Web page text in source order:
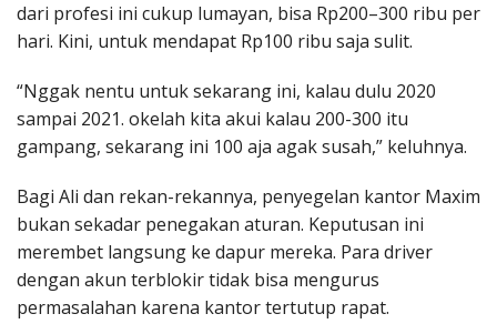
dari profesi ini cukup lumayan, bisa Rp200–300 ribu per
hari. Kini, untuk mendapat Rp100 ribu saja sulit.
“Nggak nentu untuk sekarang ini, kalau dulu 2020
sampai 2021. okelah kita akui kalau 200-300 itu
gampang, sekarang ini 100 aja agak susah,” keluhnya.
Bagi Ali dan rekan-rekannya, penyegelan kantor Maxim
bukan sekadar penegakan aturan. Keputusan ini
merembet langsung ke dapur mereka. Para driver
dengan akun terblokir tidak bisa mengurus
permasalahan karena kantor tertutup rapat.